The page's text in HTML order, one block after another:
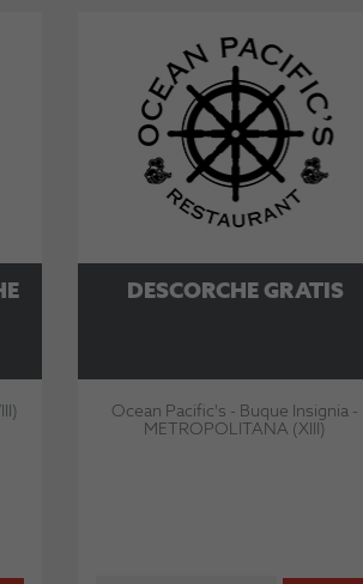
DESCORCHE GRATIS
Ocean Pacific's - Buque Insignia -
METROPOLITANA (XIII)